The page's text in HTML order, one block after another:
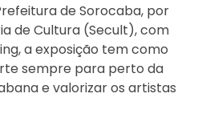
de Sorocaba, por
de Cultura (Secult), com
a exposição tem como
sempre para perto da
e valorizar os artistas